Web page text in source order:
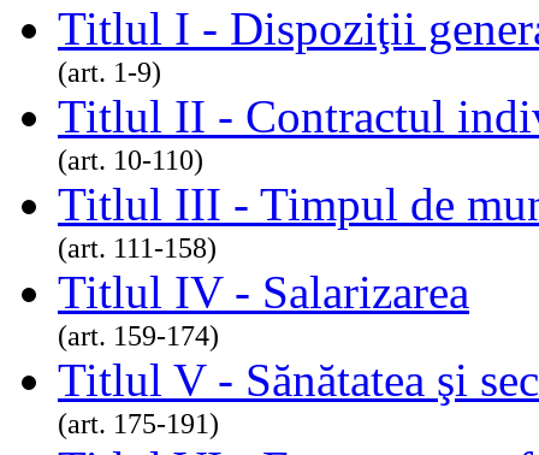
Titlul I - Dispoziţii
(art. 1-9)
Titlul II - Contractul
(art. 10-110)
Titlul III - Timpul de
(art. 111-158)
Titlul IV - Salarizarea
(art. 159-174)
Titlul V - Sănătatea şi
(art. 175-191)